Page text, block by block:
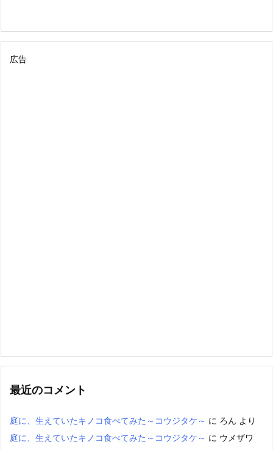
広告
最近のコメント
庭に、生えていたキノコ食べてみた～コウジタケ～ に ろん より
庭に、生えていたキノコ食べてみた～コウジタケ～ に ウメザワ